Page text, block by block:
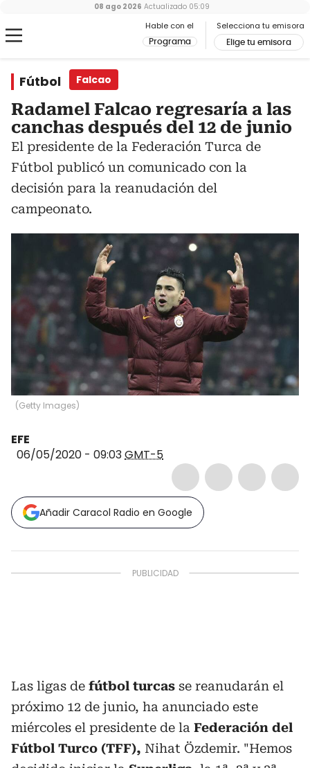
Hable con el
Programa
Selecciona tu emisora
Elige tu emisora
08 ago 2026 Actualizado 05:09
Fútbol Falcao
Radamel Falcao regresaría a las
canchas después del 12 de junio
El presidente de la Federación Turca de
Fútbol publicó un comunicado con la
decisión para la reanudación del
campeonato.
(Getty Images)
EFE
06/05/2020 - 09:03GMT-5
Añadir Caracol Radio en Google
Las ligas de fútbol turcas se reanudarán el
próximo 12 de junio, ha anunciado este
miércoles el presidente de la Federación del
Fútbol Turco (TFF), Nihat Özdemir. "Hemos